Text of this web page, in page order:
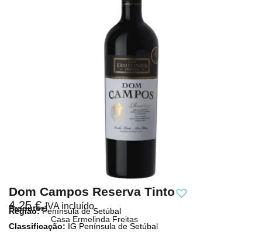
Dom Campos Reserva Tinto
4,25€ IVA incluído
Casa Ermelinda Freitas
Produtor:
Região:Península de Setúbal
Classificação: IG Península de Setúbal